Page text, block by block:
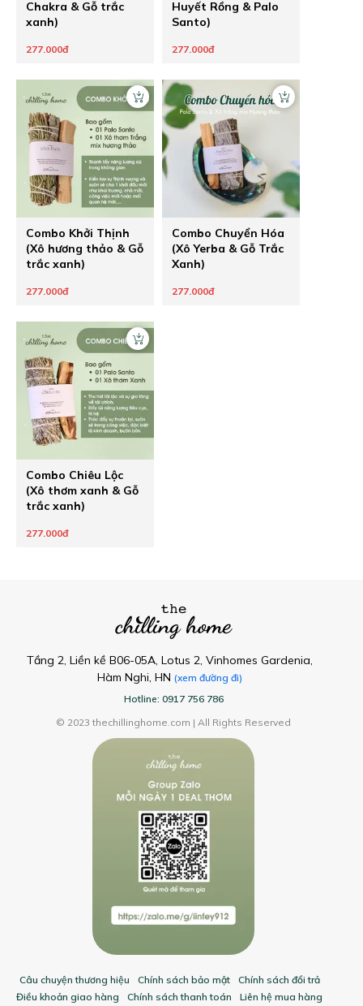
Chakra & Gỗ trắc
xanh)
277.000đ
Huyết Rồng & Palo
Santo)
277.000đ
Combo Khởi Thịnh
(Xô hương thảo & Gỗ
trắc xanh)
277.000đ
Combo Chuyển Hóa
(Xô Yerba & Gỗ Trắc
Xanh)
277.000đ
Combo Chiêu Lộc
(Xô thơm xanh & Gỗ
trắc xanh)
277.000đ
Tầng 2, Liền kề B06-05A, Lotus 2, Vinhomes Gardenia,
Hàm Nghi, HN (xem đường đi)
Hotline: 0917 756 786
© 2023 thechillinghome.com | All Rights Reserved
Câu chuyện thương hiệu Chính sách bảo mật
Chính sách đổi trả
Điều khoản giao hàng
Chính sách thanh toán Liên hệ mua hàng